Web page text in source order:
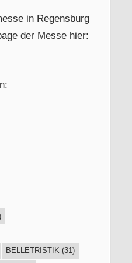
in Regensburg
der Messe hier:
BELLETRISTIK (31)